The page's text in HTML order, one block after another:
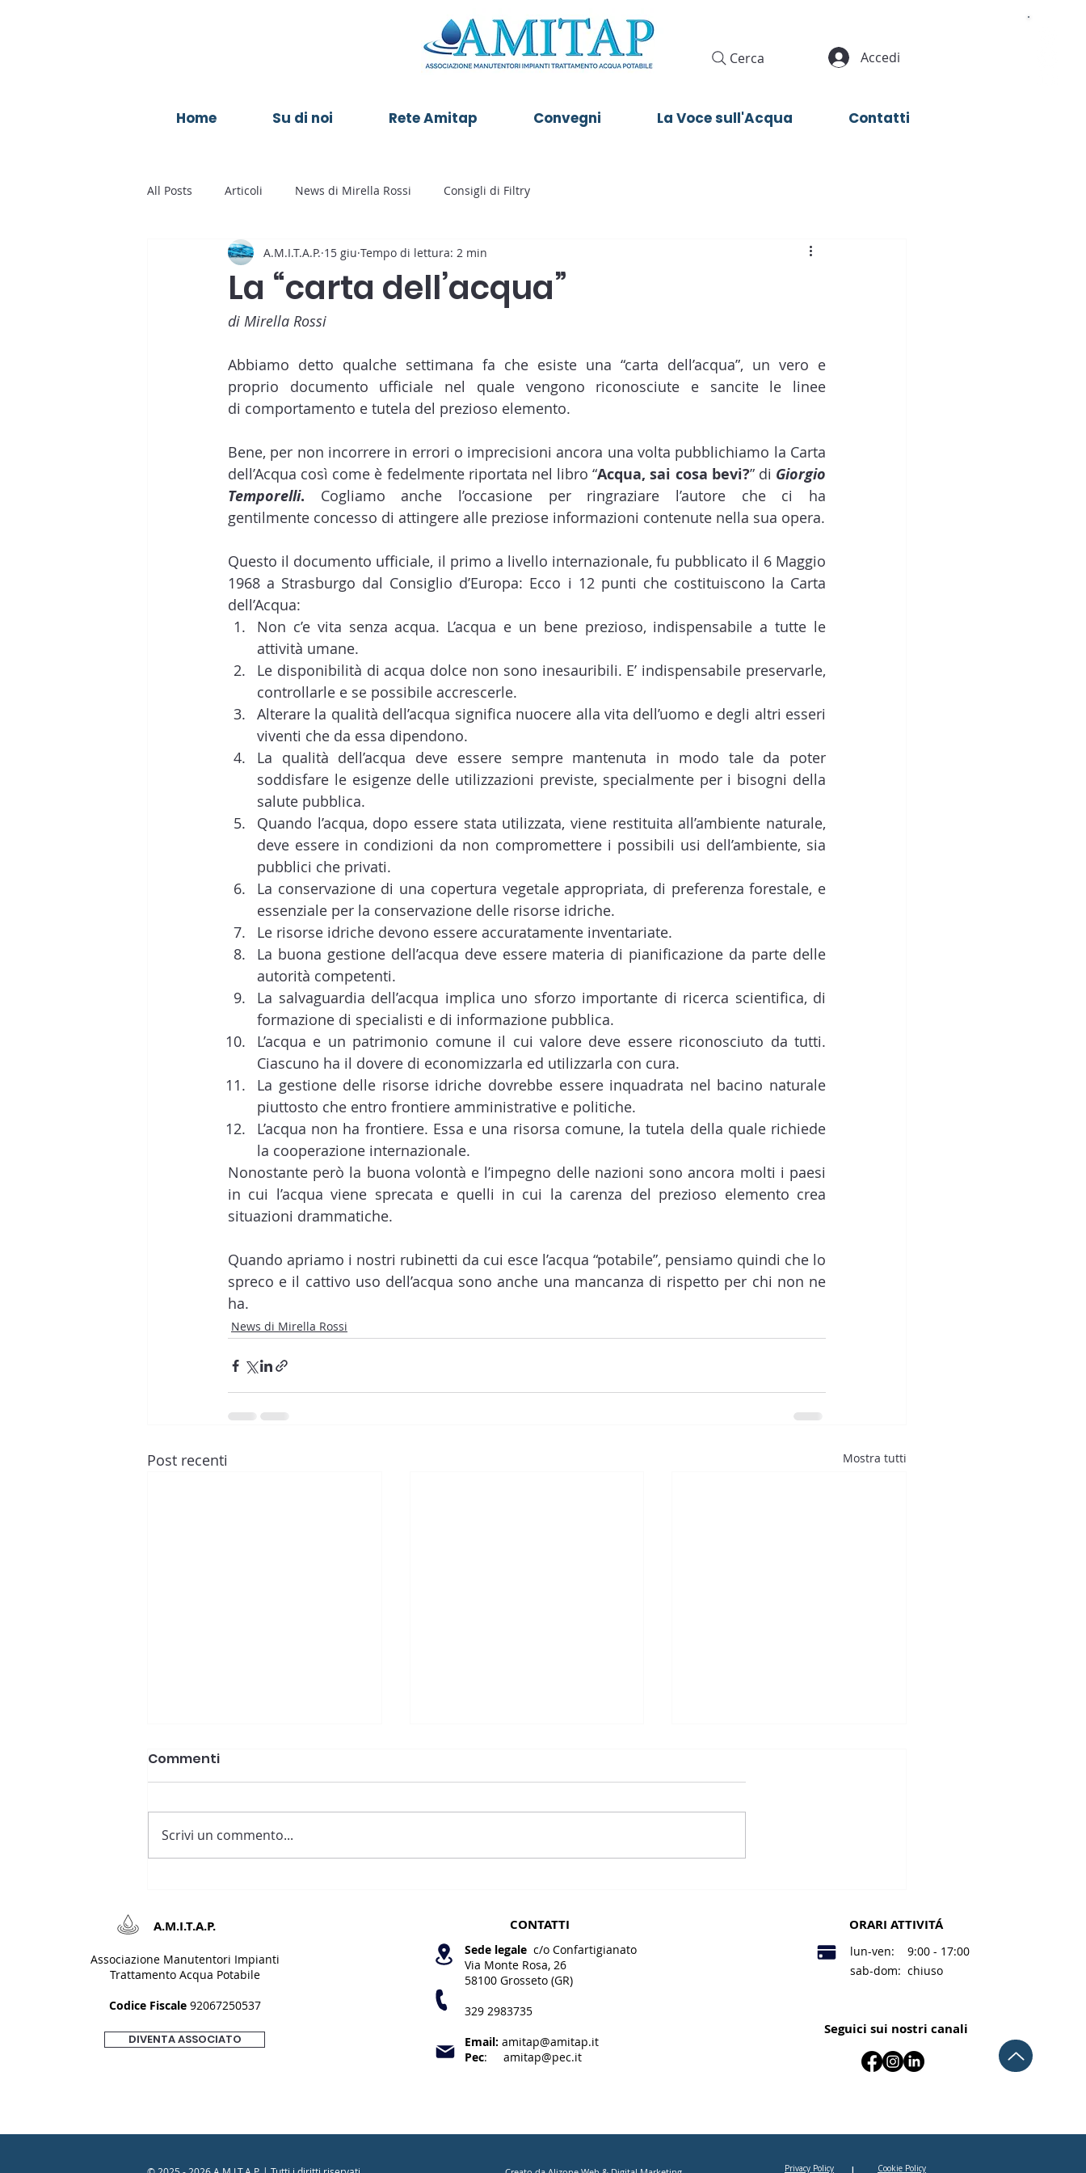
Cerca Accedi
Home Su di noi Rete Amitap Convegni La Voce sull'Acqua Contatti
All Posts Articoli News di Mirella Rossi Consigli di Filtry
La “carta dell’acqua”
A.M.I.T.A.P. 15 giu Tempo di lettura: 2 min
di Mirella Rossi
Abbiamo detto qualche settimana fa che esiste una “carta dell’acqua”, un vero e
proprio documento ufficiale nel quale vengono riconosciute e sancite le linee
di comportamento e tutela del prezioso elemento.
Bene, per non incorrere in errori o imprecisioni ancora una volta pubblichiamo la Carta
dell’Acqua così come è fedelmente riportata nel libro “Acqua, sai cosa bevi?” di Giorgio
Temporelli. Cogliamo anche l’occasione per ringraziare l’autore che ci ha
gentilmente concesso di attingere alle preziose informazioni contenute nella sua opera.
Questo il documento ufficiale, il primo a livello internazionale, fu pubblicato il 6 Maggio
1968 a Strasburgo dal Consiglio d’Europa: Ecco i 12 punti che costituiscono la Carta
dell’Acqua:
Non c’e vita senza acqua. L’acqua e un bene prezioso, indispensabile a tutte le
attività umane.
Le disponibilità di acqua dolce non sono inesauribili. E’ indispensabile preservarle,
controllarle e se possibile accrescerle.
Alterare la qualità dell’acqua significa nuocere alla vita dell’uomo e degli altri esseri
viventi che da essa dipendono.
La qualità dell’acqua deve essere sempre mantenuta in modo tale da poter
soddisfare le esigenze delle utilizzazioni previste, specialmente per i bisogni della
salute pubblica.
Quando l’acqua, dopo essere stata utilizzata, viene restituita all’ambiente naturale,
deve essere in condizioni da non compromettere i possibili usi dell’ambiente, sia
pubblici che privati.
La conservazione di una copertura vegetale appropriata, di preferenza forestale, e
essenziale per la conservazione delle risorse idriche.
Le risorse idriche devono essere accuratamente inventariate.
La buona gestione dell’acqua deve essere materia di pianificazione da parte delle
autorità competenti.
La salvaguardia dell’acqua implica uno sforzo importante di ricerca scientifica, di
formazione di specialisti e di informazione pubblica.
L’acqua e un patrimonio comune il cui valore deve essere riconosciuto da tutti.
Ciascuno ha il dovere di economizzarla ed utilizzarla con cura.
La gestione delle risorse idriche dovrebbe essere inquadrata nel bacino naturale
piuttosto che entro frontiere amministrative e politiche.
L’acqua non ha frontiere. Essa e una risorsa comune, la tutela della quale richiede
la cooperazione internazionale.
Nonostante però la buona volontà e l’impegno delle nazioni sono ancora molti i paesi
in cui l’acqua viene sprecata e quelli in cui la carenza del prezioso elemento crea
situazioni drammatiche.
Quando apriamo i nostri rubinetti da cui esce l’acqua “potabile”, pensiamo quindi che lo
spreco e il cattivo uso dell’acqua sono anche una mancanza di rispetto per chi non ne
ha.
News di Mirella Rossi
Post recenti Mostra tutti
Commenti
Scrivi un commento...
A.M.I.T.A.P.​​
Associazione Manutentori Impianti
Trattamento Acqua Potabile
Codice Fiscale92067250537
DIVENTA ASSOCIATO
CONTATTI
Sede legale c/o Confartigianato
Via Monte Rosa, 26
58100 Grosseto (GR)
329 2983735
Email: amitap@amitap.it
Pec: amitap@pec.it
ORARI ATTIVITÁ
lun-ven: 9:00 - 17:00
sab-dom: chiuso
Seguici sui nostri canali
Privacy Policy Cookie Policy